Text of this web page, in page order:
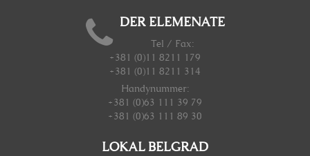
DER ELEMENATE
Tel / Fax:
+381 (0)11 8211 179
+381 (0)11 8211 314
Handynummer:
+381 (0)63 111 39 79
+381 (0)63 111 89 30
LOKAL BELGRAD